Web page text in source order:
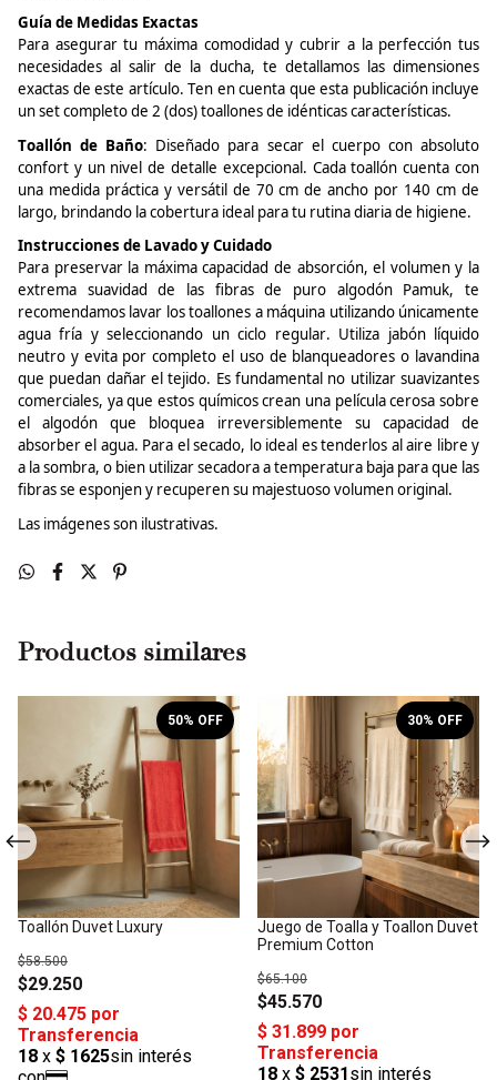
Guía de Medidas Exactas
Para asegurar tu máxima comodidad y cubrir a la perfección tus
necesidades al salir de la ducha, te detallamos las dimensiones
exactas de este artículo. Ten en cuenta que esta publicación incluye
un set completo de 2 (dos)toallonesde idénticas características.
Toallón de Baño: Diseñado para secar el cuerpo con absoluto
confort y un nivel de detalle excepcional. Cadatoallón cuenta con
una medida práctica y versátil de 70 cm de ancho por 140 cm de
largo, brindando la cobertura ideal para tu rutina diaria de higiene.
Instrucciones de Lavado y Cuidado
Para preservar la máxima capacidad de absorción, el volumen y la
extrema suavidad de las fibras de puro algodón Pamuk, te
recomendamos lavar lostoallones a máquina utilizando únicamente
agua fría y seleccionando un ciclo regular. Utiliza jabón líquido
neutro y evita por completo el uso de blanqueadores o lavandina
que puedan dañar el tejido. Es fundamental no utilizar suavizantes
comerciales, ya que estos químicos crean una película cerosa sobre
el algodón que bloquea irreversiblemente su capacidad de
absorber el agua. Para el secado, lo ideal es tenderlos al aire libre y
a la sombra, o bien utilizar secadora a temperatura baja para que las
fibras se esponjen y recuperen su majestuoso volumen original.
Las imágenes son ilustrativas.
Productos similares
Toallón Duvet Luxury
$29.250
$58.500
50% OFF
Juego de Toalla y Toallon Duvet
Premium Cotton
$45.570
$65.100
30% OFF